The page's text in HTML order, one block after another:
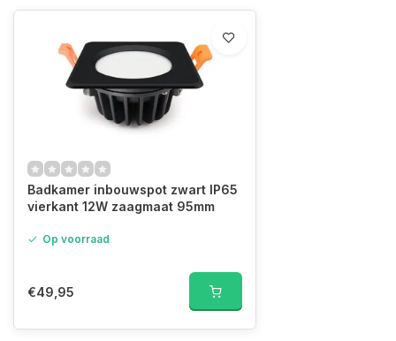
Badkamer inbouwspot zwart IP65
vierkant 12W zaagmaat 95mm
Op voorraad
€49,95